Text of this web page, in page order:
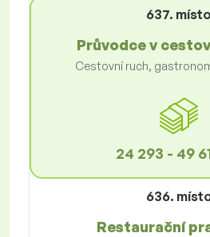
637. místo
Průvodce v
Cestovní ruch,
24 293 - 49
636.
Restaurační